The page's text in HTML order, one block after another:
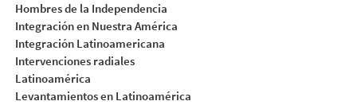
Hombres de la Independencia
Integración en Nuestra América
Integración Latinoamericana
Intervenciones radiales
Latinoamérica
Levantamientos en Latinoamérica